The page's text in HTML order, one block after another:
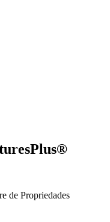
de Propriedades